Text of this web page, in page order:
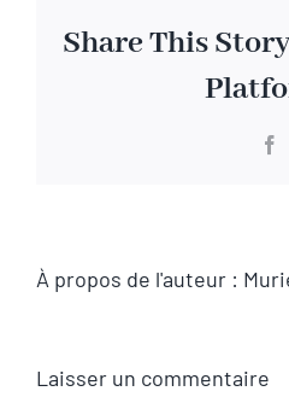
Contact
Share This
À propos de l'auteur :
Laisser un commentaire